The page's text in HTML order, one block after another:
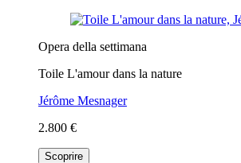
Opera della settimana
Toile L'amour dans la nature
Jérôme Mesnager
2.800 €
Scoprire